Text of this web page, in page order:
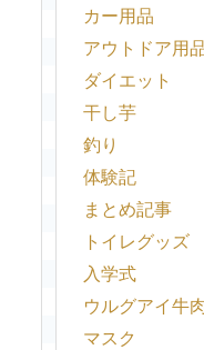
カー用品
アウトドア用
ダイエット
干し芋
釣り
体験記
まとめ記事
トイレグッズ
入学式
ウルグアイ牛
マスク